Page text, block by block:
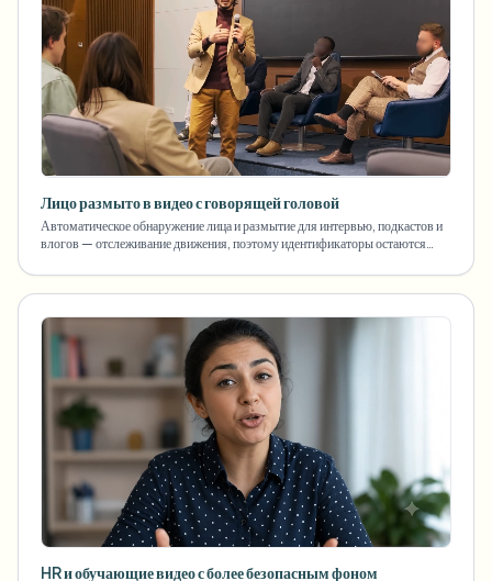
Лицо размыто в видео с говорящей головой
Автоматическое обнаружение лица и размытие для интервью, подкастов и
влогов — отслеживание движения, поэтому идентификаторы остаются
HR и обучающие видео с более безопасным фоном